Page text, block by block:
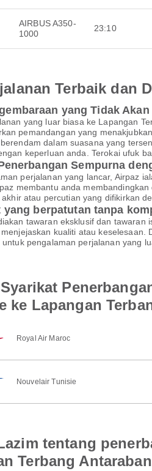
AIRBUS A350-
1000
23:10
Terbaik dan
yang Tidak
yang luar biasa ke Lapangan
pemandangan yang
dalam suasana yang
keperluan anda. Terokai ufuk
Sempurna
perjalanan yang lancar, Airpaz
membantu anda
atau percutian yang difikirkan
yang berpatutan tanpa
tawaran eksklusif dan
kualiti atau
pengalaman perjalanan yang
ke Lapangan
Royal Air Maroc
Nouvelair Tunisie
tentang
Terbang